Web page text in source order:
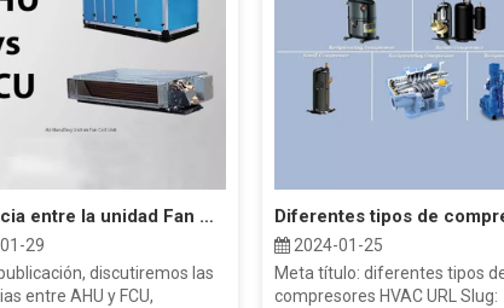
Diferencia entre la unidad Fan Coil AHU y FCU
29
discutiremos las
entre AHU y FCU,
2024-01-25
Meta título: diferentes tipos
compresores HVAC URL Slug: